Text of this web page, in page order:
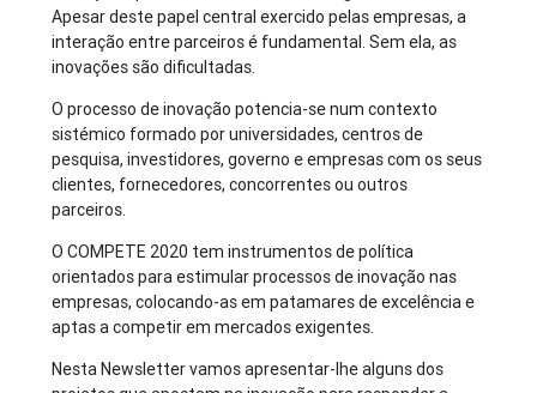
Apesar deste papel central exercido pelas empresas, a
interação entre parceiros é fundamental. Sem ela, as
inovações são dificultadas.
O processo de inovação potencia-se num contexto
sistémico formado por universidades, centros de
pesquisa, investidores, governo e empresas com os seus
clientes, fornecedores, concorrentes ou outros
parceiros.
O COMPETE 2020 tem instrumentos de política
orientados para estimular processos de inovação nas
empresas, colocando-as em patamares de excelência e
aptas a competir em mercados exigentes.
Nesta Newsletter vamos apresentar-lhe alguns dos